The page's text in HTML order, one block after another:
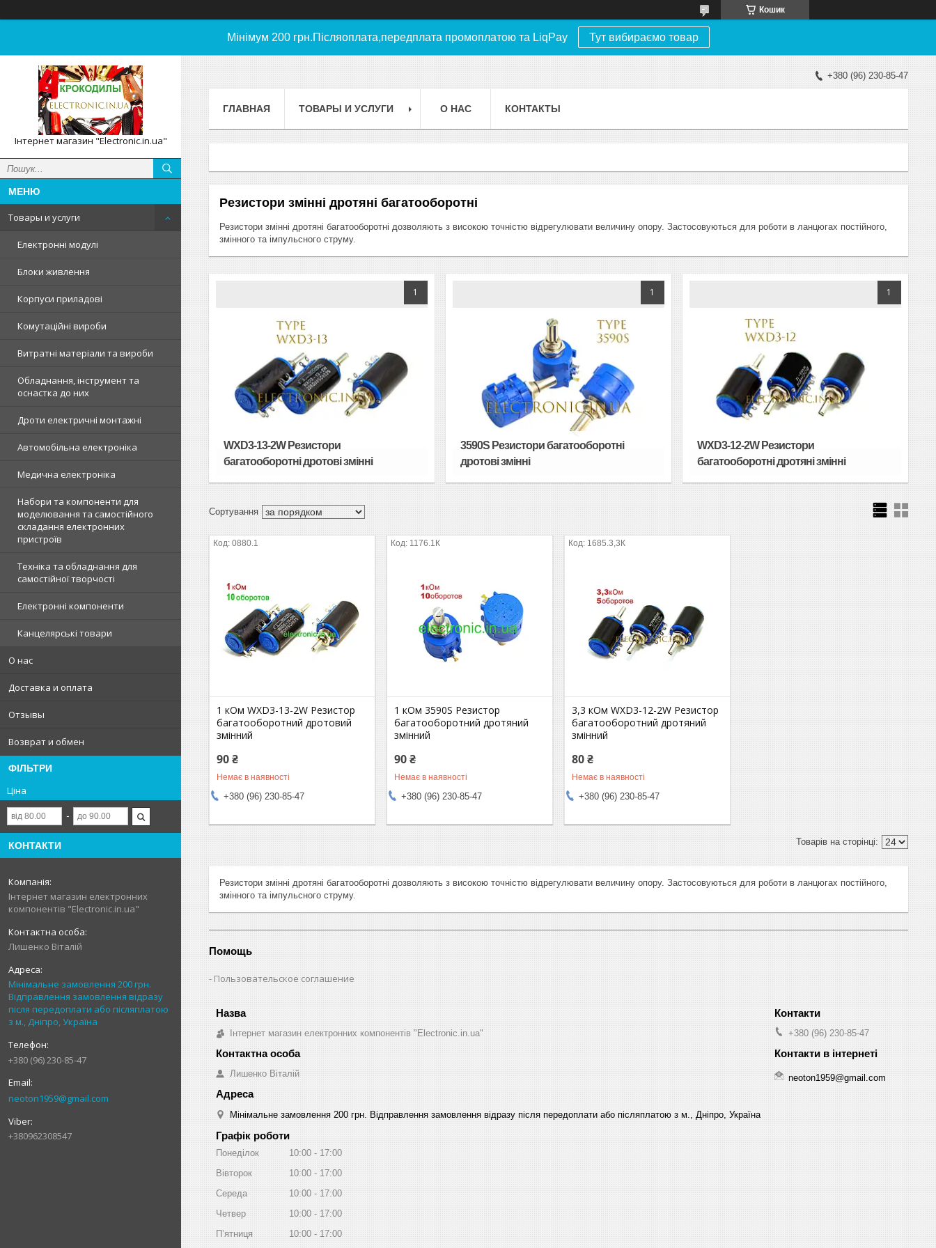
Кошик
Мінімум 200 грн.Післяоплата,передплата промоплатою та LiqPay Тут вибираємо товар
Інтернет магазин "Electronic.in.ua"
Товары и услуги
Електронні модулі
Блоки живлення
Корпуси приладові
Комутаційні вироби
Витратні матеріали та вироби
Обладнання, інструмент та
оснастка до них
Дроти електричні монтажні
Автомобільна електроніка
Медична електроніка
Набори та компоненти для
моделювання та самостійного
складання електронних
пристроїв
Техніка та обладнання для
самостійної творчості
Електронні компоненти
Канцелярські товари
О нас
Доставка и оплата
Отзывы
Возврат и обмен
ФІЛЬТРИ
Ціна
КОНТАКТИ
Інтернет магазин електронних
компонентів "Electronic.in.ua"
Лишенко Віталій
Мінімальне замовлення 200 грн.
Відправлення замовлення відразу
після передоплати або післяплатою
з м., Дніпро, Україна
+380 (96) 230-85-47
neoton1959@gmail.com
+380962308547
+380 (96) 230-85-47
ГЛАВНАЯ ТОВАРЫ И УСЛУГИ О НАС КОНТАКТЫ
Резистори змінні дротяні багатооборотні
Резистори змінні дротяні багатооборотні дозволяють з високою точністю відрегулювати величину опору. Застосовуються для роботи в ланцюгах постійного
змінного та імпульсного струму.
1
WXD3-13-2W Резистори
багатооборотні дротові змінні
1
3590S Резистори багатооборотні
дротові змінні
1
WXD3-12-2W Резистори
багатооборотні дротяні змінні
0880.1
1 кОм WXD3-13-2W Резистор
багатооборотний дротовий
змінний
90 ₴
Немає в наявності
+380 (96) 230-85-47
1176.1К
1 кОм 3590S Резистор
багатооборотний дротяний
змінний
90 ₴
Немає в наявності
+380 (96) 230-85-47
1685.3,3К
3,3 кОм WXD3-12-2W Резистор
багатооборотний дротяний
змінний
80 ₴
Немає в наявності
+380 (96) 230-85-47
Резистори змінні дротяні багатооборотні дозволяють з високою точністю відрегулювати величину опору. Застосовуються для роботи в ланцюгах постійного
змінного та імпульсного струму.
Помощь
Пользовательское соглашение
Інтернет магазин електронних компонентів "Electronic.in.ua"
Лишенко Віталій
Мінімальне замовлення 200 грн. Відправлення замовлення відразу після передоплати або післяплатою з м., Дніпро, Україна
+380 (96) 230-85-47
neoton1959@gmail.com
Графік роботи
Понеділок 10:00
17:00
Вівторок
10:00
17:00
Середа
10:00
17:00
Четвер
10:00
17:00
Пʼятниця
10:00 17:00